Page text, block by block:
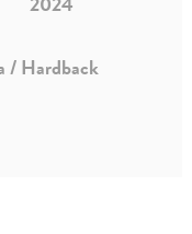
/ Hardback